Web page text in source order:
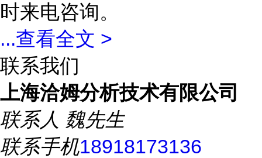
时来电咨询。
...查看全文 >
联系我们
上海洽姆分析技术有限公司
联系人 魏先生
联系手机18918173136